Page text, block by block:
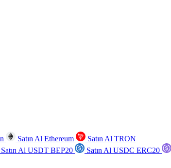
Satın Al Ethereum
Satın Al TRON
Satın Al USDT BEP20 Satın Al USDC ERC20